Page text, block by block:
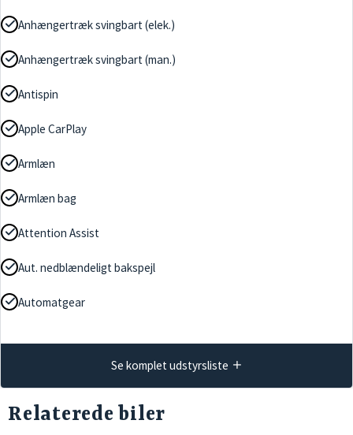
Anhængertræk svingbart (elek.)
Anhængertræk svingbart (man.)
Antispin
Apple CarPlay
Armlæn
Armlæn bag
Attention Assist
Aut. nedblændeligt bakspejl
Automatgear
Se komplet udstyrsliste
Relaterede biler